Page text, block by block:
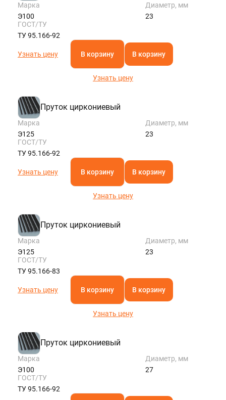
Марка
Э100
Диаметр, мм
23
ГОСТ/ТУ
ТУ 95.166-92
Узнать цену В корзину В корзину
Узнать цену
Пруток циркониевый
Марка
Э125
Диаметр, мм
23
ГОСТ/ТУ
ТУ 95.166-92
Узнать цену В корзину В корзину
Узнать цену
Пруток циркониевый
Марка
Э125
Диаметр, мм
23
ГОСТ/ТУ
ТУ 95.166-83
Узнать цену В корзину В корзину
Узнать цену
Пруток циркониевый
Марка
Э100
Диаметр, мм
27
ГОСТ/ТУ
ТУ 95.166-92